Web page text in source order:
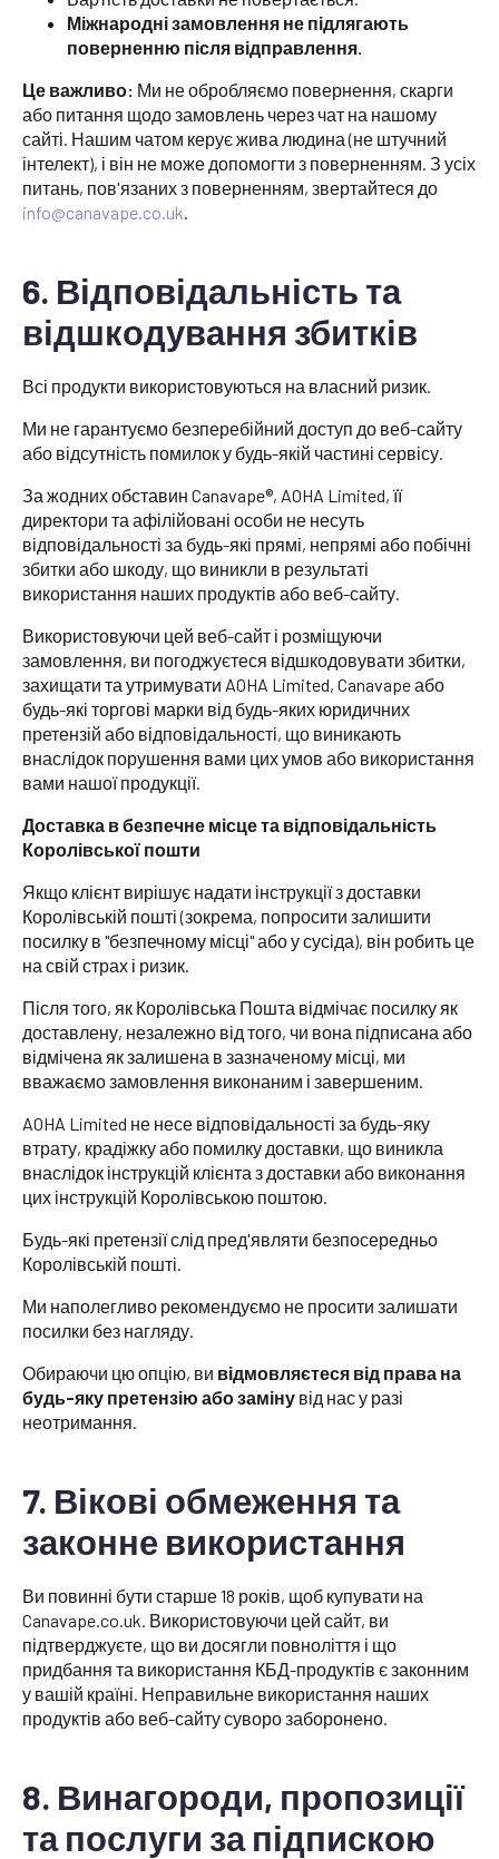
Міжнародні замовлення не підлягають
поверненню після відправлення.
Це важливо: Ми не обробляємо повернення, скарги
або питання щодо замовлень через чат на нашому
сайті. Нашим чатом керує жива людина (не штучний
інтелект), і він не може допомогти з поверненням. З усіх
питань, пов'язаних з поверненням, звертайтеся до
info@canavape.co.uk.
6. Відповідальність та
відшкодування збитків
Всі продукти використовуються на власний ризик.
Ми не гарантуємо безперебійний доступ до веб-сайту
або відсутність помилок у будь-якій частині сервісу.
За жодних обставин Canavape®, AOHA Limited, її
директори та афілійовані особи не несуть
відповідальності за будь-які прямі, непрямі або побічні
збитки або шкоду, що виникли в результаті
використання наших продуктів або веб-сайту.
Використовуючи цей веб-сайт і розміщуючи
замовлення, ви погоджуєтеся відшкодовувати збитки,
захищати та утримувати AOHA Limited, Canavape або
будь-які торгові марки від будь-яких юридичних
претензій або відповідальності, що виникають
внаслідок порушення вами цих умов або використання
вами нашої продукції.
Доставка в безпечне місце та відповідальність
Королівської пошти
Якщо клієнт вирішує надати інструкції з доставки
Королівській пошті (зокрема, попросити залишити
посилку в "безпечному місці" або у сусіда), він робить це
на свій страх і ризик.
Після того, як Королівська Пошта відмічає посилку як
доставлену, незалежно від того, чи вона підписана або
відмічена як залишена в зазначеному місці, ми
вважаємо замовлення виконаним і завершеним.
AOHA Limited не несе відповідальності за будь-яку
втрату, крадіжку або помилку доставки, що виникла
внаслідок інструкцій клієнта з доставки або виконання
цих інструкцій Королівською поштою.
Будь-які претензії слід пред'являти безпосередньо
Королівській пошті.
Ми наполегливо рекомендуємо не просити залишати
посилки без нагляду.
Обираючи цю опцію, ви відмовляєтеся від права на
будь-яку претензію або заміну від нас у разі
неотримання.
7. Вікові обмеження та
законне використання
Ви повинні бути старше 18 років, щоб купувати на
Canavape.co.uk. Використовуючи цей сайт, ви
підтверджуєте, що ви досягли повноліття і що
придбання та використання КБД-продуктів є законним
у вашій країні. Неправильне використання наших
продуктів або веб-сайту суворо заборонено.
8. Винагороди, пропозиції
та послуги за підпискою